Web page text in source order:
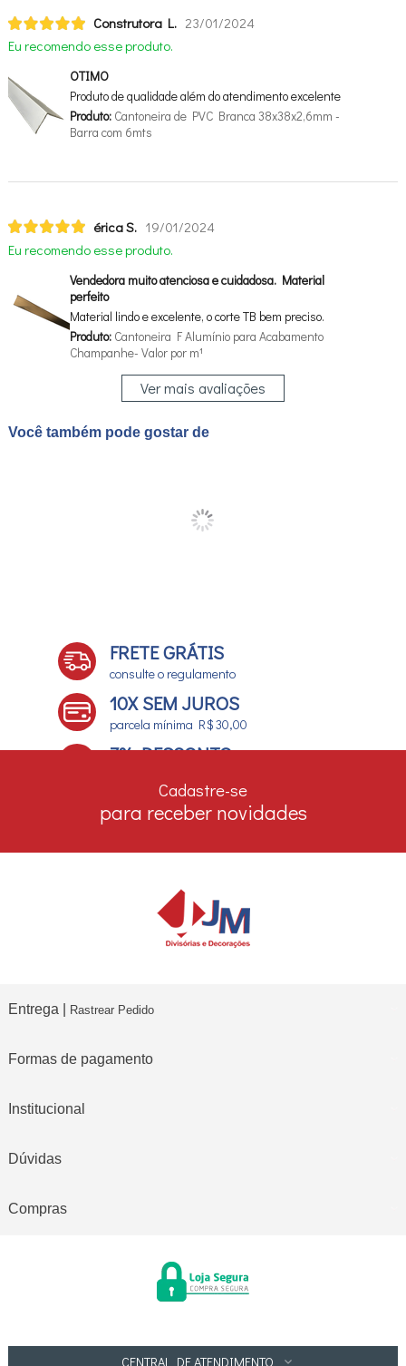
Construtora L. 23/01/2024
Eu recomendo esse produto.
OTIMO
Produto de qualidade além do atendimento excelente
Produto:Cantoneira de PVC Branca 38x38x2,6mm -
Barra com 6mts
érica S. 19/01/2024
Eu recomendo esse produto.
Vendedora muito atenciosa e cuidadosa. Material
perfeito
Material lindo e excelente, o corte TB bem preciso.
Produto:Cantoneira F Alumínio para Acabamento
Champanhe- Valor por m¹
Ver mais avaliações
Você também pode gostar de
FRETE GRÁTIS
consulte o regulamento
10X SEM JUROS
parcela mínima R$ 30,00
7% DESCONTO
Cadastre-se
para receber novidades
Entrega | Rastrear Pedido
Formas de pagamento
Institucional
Dúvidas
Compras
CENTRAL DE ATENDIMENTO